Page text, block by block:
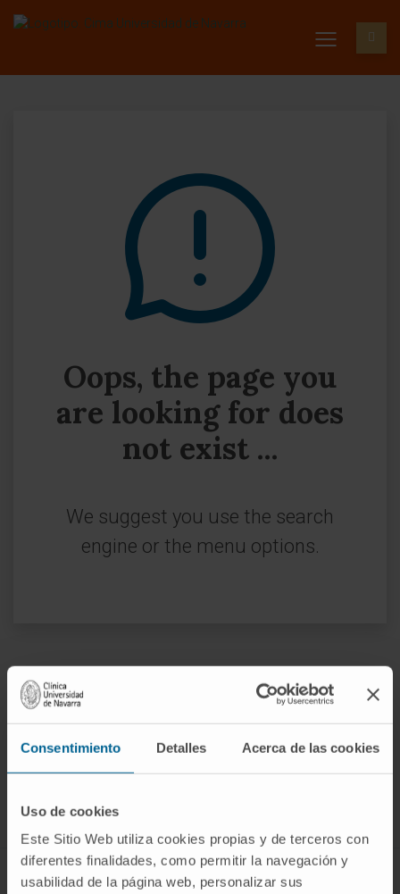
Consentimiento Detalles Acerca de las cookies
Uso de cookies
Este Sitio Web utiliza cookies propias y de terceros con
diferentes finalidades, como permitir la navegación y
usabilidad de la página web, personalizar sus
Oops, the page you
are looking for does
not exist ...
We suggest you use the search
engine or the menu options.
ABOUT CIMA